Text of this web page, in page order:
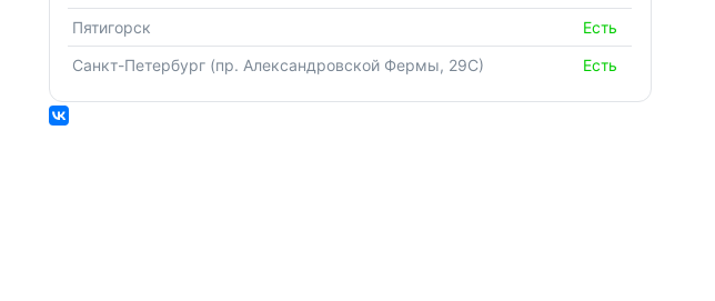
Пятигорск
Есть
Санкт-Петербург (пр. Александровской Фермы, 29С)
Есть